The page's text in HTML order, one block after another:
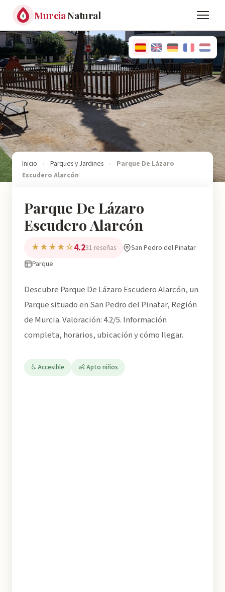
MurciaNatural
Inicio › Parques y Jardines ›
Parque De Lázaro
Escudero Alarcón
Parque De Lázaro
Escudero Alarcón
★★★★☆4.231 reseñas
San Pedro del Pinatar
Parque
Descubre Parque De Lázaro Escudero Alarcón, un
Parque situado en San Pedro del Pinatar, Región
de Murcia. Valoración: 4.2/5. Información
completa, horarios, ubicación y cómo llegar.
♿ Accesible 👶 Apto niños